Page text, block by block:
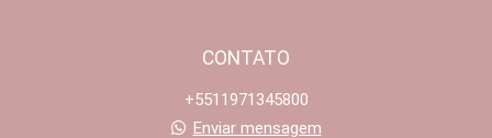
CONTATO
+5511971345800
Enviar mensagem